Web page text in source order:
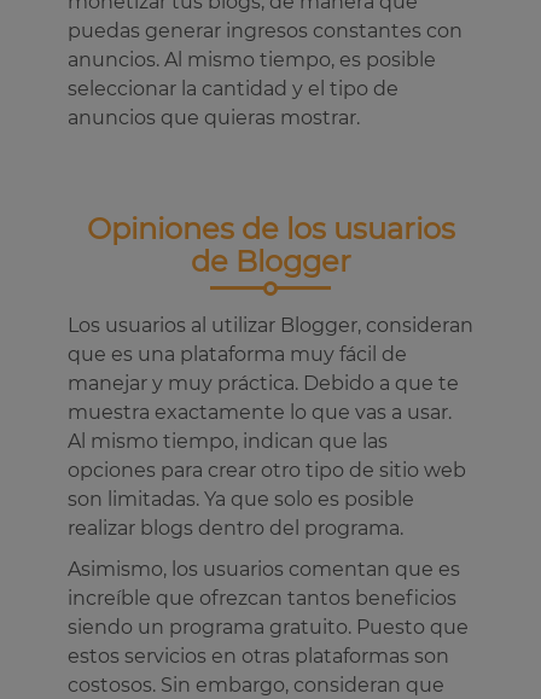
puedas generar ingresos constantes con
anuncios. Al mismo tiempo, es posible
seleccionar la cantidad y el tipo de
anuncios que quieras mostrar.
Opiniones de los usuarios
de Blogger
Los usuarios al utilizar Blogger, consideran
que es una plataforma muy fácil de
manejar y muy práctica. Debido a que te
muestra exactamente lo que vas a usar.
Al mismo tiempo, indican que las
opciones para crear otro tipo de sitio web
son limitadas. Ya que solo es posible
realizar blogs dentro del programa.
Asimismo, los usuarios comentan que es
increíble que ofrezcan tantos beneficios
siendo un programa gratuito. Puesto que
estos servicios en otras plataformas son
costosos. Sin embargo, consideran que